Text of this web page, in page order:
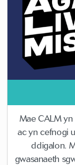
Mae CALM
ac yn cefnogi
ddigalon.
gwasanaeth